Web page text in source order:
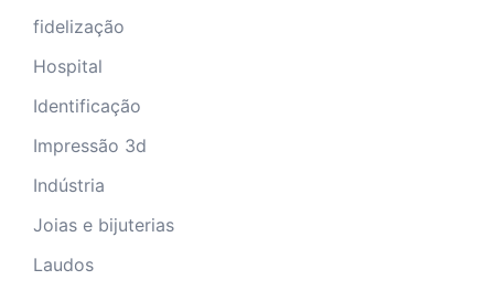
fidelização
Hospital
Identificação
Impressão 3d
Indústria
Joias e bijuterias
Laudos